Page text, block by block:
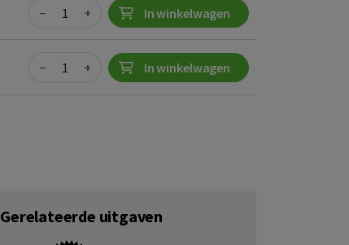
Quantity
− + In winkelwagen
Quantity
− + In winkelwagen
Gerelateerde uitgaven